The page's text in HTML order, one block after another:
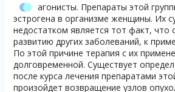
агонисты. Препараты этой
эстрогена в организме женщины. Их
недостатком является тот факт, что
развитию других заболеваний, к
По этой причине терапия с их
долговременной. Существует
после курса лечения препаратами
произойдет возвращение узлов